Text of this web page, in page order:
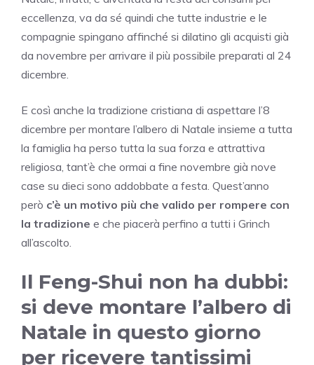
eccellenza, va da sé quindi che tutte industrie e le
compagnie spingano affinché si dilatino gli acquisti già
da novembre per arrivare il più possibile preparati al 24
dicembre.
E così anche la tradizione cristiana di aspettare l’8
dicembre per montare l’albero di Natale insieme a tutta
la famiglia ha perso tutta la sua forza e attrattiva
religiosa, tant’è che ormai a fine novembre già nove
case su dieci sono addobbate a festa. Quest’anno
però c’è un motivo più che valido per rompere con
la tradizione e che piacerà perfino a tutti i Grinch
all’ascolto.
Il Feng-Shui non ha dubbi:
si deve montare l’albero di
Natale in questo giorno
per ricevere tantissimi